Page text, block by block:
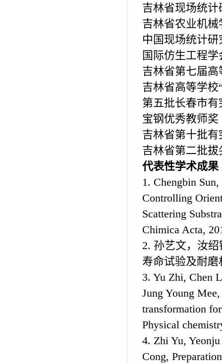
吉林省现场统计
吉林省农业机械
中国现场统计
国际仿生工程
吉林省第七届高
吉林省高等学校
第五批长春市有
宝钢优秀教师奖
吉林省第十批
吉林省第二批
代表性学术成果
1. Chengbin
Controlling
Scattering
Chimica Acta,
2. 孙艺文，汝
寿命试验及耐磨
3. Yu Zhi, Chen
Jung Young
transformation
Physical
4. Zhi Yu,
Cong,